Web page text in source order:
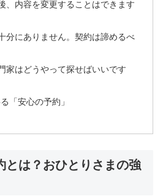
、内容を変更することはできます
分にありません。契約は諦めるべ
家はどうやって探せばいいです
「安心の予約」
とは？おひとりさまの強